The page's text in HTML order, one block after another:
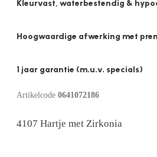
Kleurvast, waterbestendig &
Hoogwaardige afwerking met
1 jaar garantie (m.u.v. specials)
Artikelcode 0641072186
4107 Hartje met Zirkonia